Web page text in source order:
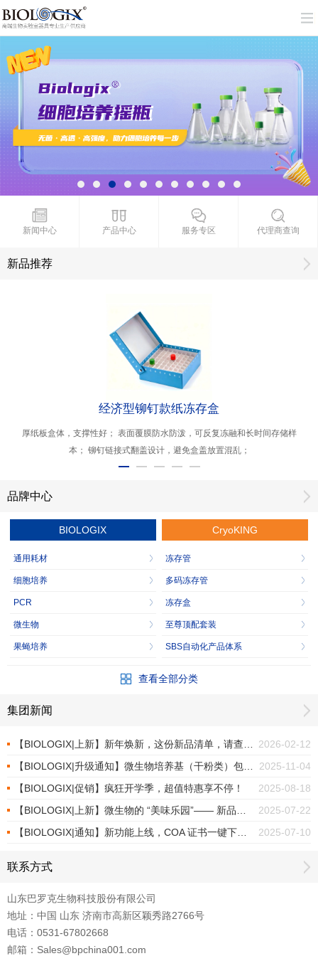
新闻中心 产品中心 服务专区 代理商查询
新品推荐
经济型铆钉款纸冻存盒
厚纸板盒体，支撑性好； 表面覆膜防水防泼，可反复冻融和长时间存储样
本； 铆钉链接式翻盖设计，避免盒盖放置混乱；
品牌中心
BIOLOGIX
通用耗材
细胞培养
PCR
微生物
果蝇培养
CryoKING
冻存管
多码冻存管
冻存盒
至尊顶配套装
SBS自动化产品体系
查看全部分类
集团新闻
2026-02-12
2025-11-04
【BIOLOGIX|促销】疯狂开学季，超值特惠享不停！
2025-08-18
2025-07-22
2025-07-10
联系方式
山东巴罗克生物科技股份有限公司
地址：中国 山东 济南市高新区颖秀路2766号
电话：0531-67802668
邮箱：Sales@bpchina001.com